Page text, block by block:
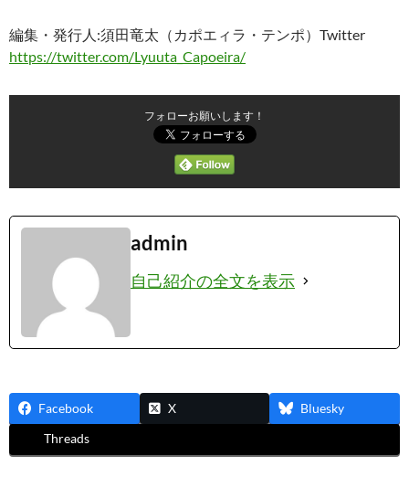
編集・発行人:須田竜太（カポエィラ・テンポ）Twitter
https://twitter.com/Lyuuta_Capoeira/
フォローお願いします！
admin
自己紹介の全文を表示
Facebook X
Bluesky
Threads